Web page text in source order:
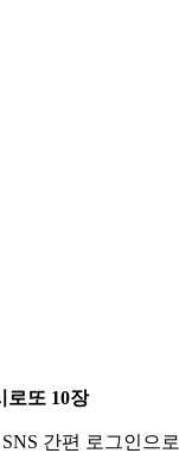
로또 10장
간편 로그인으